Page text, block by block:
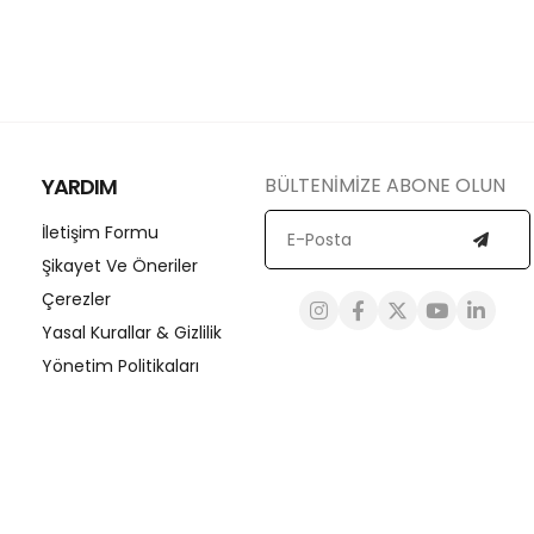
YARDIM
İletişim Formu
Şikayet Ve Öneriler
Çerezler
Yasal Kurallar & Gizlilik
Yönetim Politikaları
BÜLTENİMİZE ABONE OLUN